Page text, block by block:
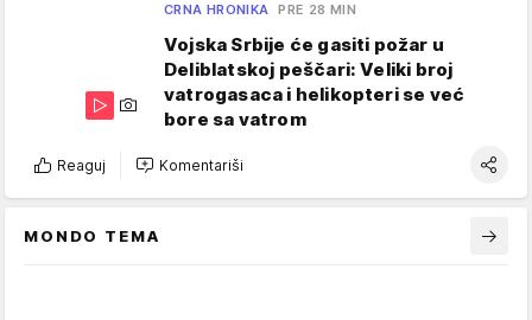
CRNA HRONIKA PRE 28 MIN
Vojska Srbije će gasiti požar u
Deliblatskoj peščari: Veliki broj
vatrogasaca i helikopteri se već
bore sa vatrom
Reaguj Komentariši
MONDO TEMA